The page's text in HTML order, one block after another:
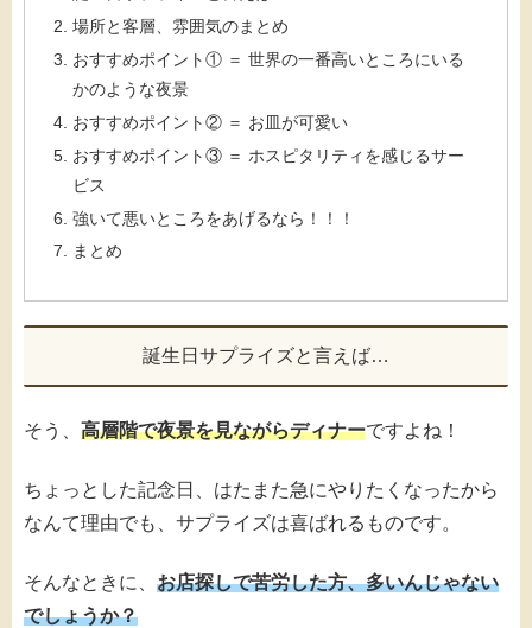
場所と客層、雰囲気のまとめ
おすすめポイント① ＝ 世界の一番高いところにいる
かのような夜景
おすすめポイント② ＝ お皿が可愛い
おすすめポイント③ ＝ ホスピタリティを感じるサー
ビス
強いて悪いところをあげるなら！！！
まとめ
誕生日サプライズと言えば…
そう、 高層階で夜景を見ながらディナーですよね！
ちょっとした記念日、はたまた急にやりたくなったから
なんて理由でも、サプライズは喜ばれるものです。
そんなときに、 お店探しで苦労した方、多いんじゃない
でしょうか？